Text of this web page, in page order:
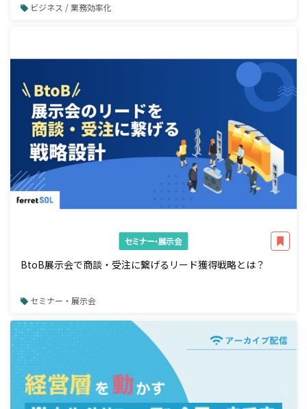
ビジネス / 業務効率化
セミナー・展示会
BtoB展示会で商談・受注に繋げるリード獲得戦略とは？
セミナー・展示会